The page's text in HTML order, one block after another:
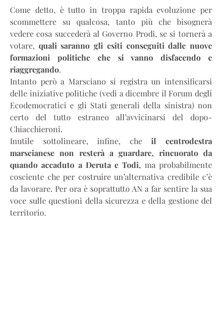
Come detto, è tutto in troppa rapida evoluzione per
scommettere su qualcosa, tanto più che bisognerà
vedere cosa succederà al Governo Prodi, se si tornerà a
votare, quali saranno gli esiti conseguiti dalle nuove
formazioni politiche che si vanno disfacendo e
riaggregando.
Intanto però a Marsciano si registra un intensificarsi
delle iniziative politiche (vedi a dicembre il Forum degli
Ecodemocratici e gli Stati generali della sinistra) non
certo del tutto estraneo all’avvicinarsi del dopo-
Chiacchieroni.
Inutile sottolineare, infine, cheil centrodestra
marscianese non resterà a guardare, rincuorato da
quando accaduto a Deruta e Todi, ma probabilmente
cosciente che per costruire un’alternativa credibile c’è
da lavorare. Per ora è soprattutto AN a far sentire la sua
voce sulle questioni della sicurezza e della gestione del
territorio.